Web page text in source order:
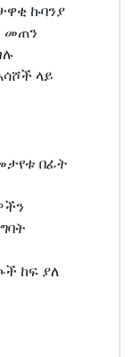
ኩባንያ
መጠን
ላይ
በፊት
ከፍ ያለ